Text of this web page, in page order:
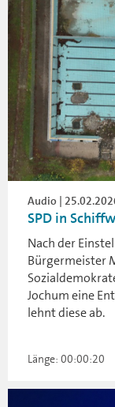
Audio |
SPD in
Nach der
Bürgermeister
Jochum eine
lehnt diese ab.
Länge: 00:00:20